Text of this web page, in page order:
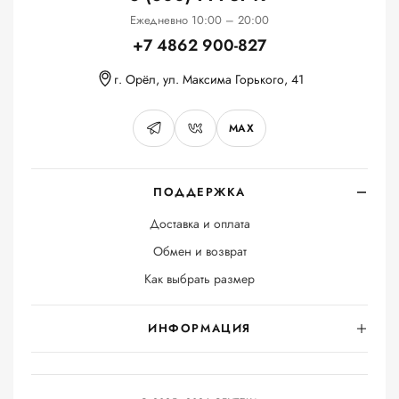
ПОДДЕРЖКА
Доставка и оплата
Обмен и возврат
Как выбрать размер
ИНФОРМАЦИЯ
Ежедневно 10:00 – 20:00
+7 4862 900-827
г. Орёл, ул. Максима Горького, 41
MAX